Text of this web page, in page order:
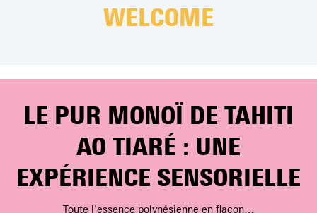
WELCOME
LE PUR MONOÏ DE TAHITI
AO TIARÉ : UNE
EXPÉRIENCE SENSORIELLE
Toute l’essence polynésienne en flacon…